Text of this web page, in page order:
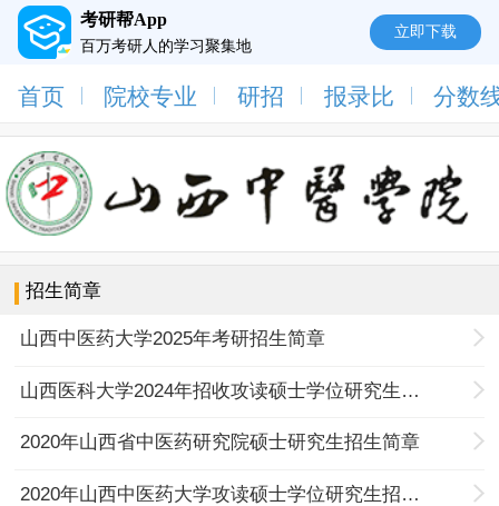
考研帮App
百万考研人的学习聚集地
立即下载
首页 院校专业 研招 报录比 分数
招生简章
山西中医药大学2025年考研招生简章
山西医科大学2024年招收攻读硕士学位研究生招生简章（目录）
2020年山西省中医药研究院硕士研究生招生简章
2020年山西中医药大学攻读硕士学位研究生招生简章